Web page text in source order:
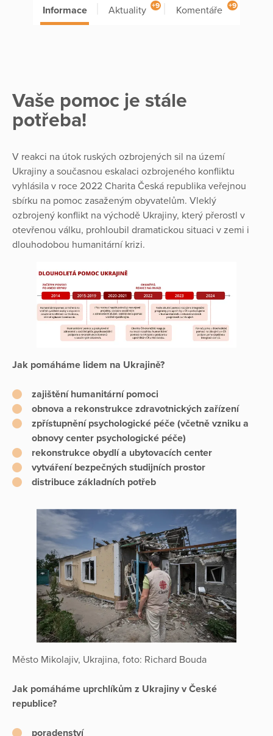
Informace Aktuality +9 Komentáře +9
Vaše pomoc je stále
potřeba!
V reakci na útok ruských ozbrojených sil na území
Ukrajiny a současnou eskalaci ozbrojeného konfliktu
vyhlásila v roce 2022 Charita Česká republika veřejnou
sbírku na pomoc zasaženým obyvatelům. Vleklý
ozbrojený konflikt na východě Ukrajiny, který přerostl v
otevřenou válku, prohloubil dramatickou situaci v zemi i
dlouhodobou humanitární krizi.
Jak pomáháme lidem na Ukrajině?
zajištění humanitární pomoci
obnova a rekonstrukce zdravotnických zařízení
zpřístupnění psychologické péče (včetně vzniku a
obnovy center psychologické péče)
rekonstrukce obydlí a ubytovacích center
vytváření bezpečných studijních prostor
distribuce základních potřeb
Město Mikolajiv, Ukrajina, foto: Richard Bouda
Jak pomáháme uprchlíkům z Ukrajiny v České
republice?
poradenství